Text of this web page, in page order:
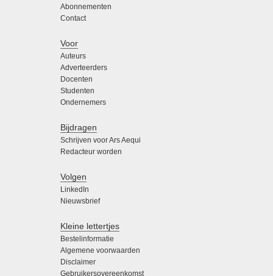
Abonnementen
Contact
Voor
Auteurs
Adverteerders
Docenten
Studenten
Ondernemers
Bijdragen
Schrijven voor Ars Aequi
Redacteur worden
Volgen
LinkedIn
Nieuwsbrief
Kleine lettertjes
Bestelinformatie
Algemene voorwaarden
Disclaimer
Gebruikersovereenkomst